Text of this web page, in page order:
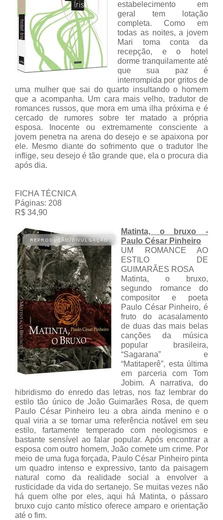
estabelecimento em
geral tem lotação
completa. Como em
todas as noites, a jovem
Mari toma conta da
recepção, e o hotel
dorme tranquilamente até
que sua paz é
interrompida por gritos de
uma mulher que sai do quarto insultando o homem
que a acompanha. Um cara mais velho, tradutor de
romances russos, que mora em uma ilha próxima e é
cercado de rumores sobre ter matado a própria
esposa. Inocente ou extremamente consciente a
jovem penetra na arena do desejo e se apaixona por
ele. Mesmo diante do sofrimento que o tradutor lhe
inflige, seu desejo é tão grande que, ela o procura dia
após dia.
FICHA TÉCNICA
Páginas: 208
R$ 34,90
Matinta, o bruxo -
Paulo César Pinheiro
UM ROMANCE AO
ESTILO DE
GUIMARÃES ROSA
Matinta, o bruxo,
segundo romance do
compositor e poeta
Paulo César Pinheiro, é
fruto do acasalamento
de duas das mais belas
canções da música
popular brasileira,
“Sagarana” e
“Matitaperê”, esta última
em parceria com Tom
Jobim. A narrativa, do
hibridismo do enredo das letras, nos faz lembrar do
estilo tão único de João Guimarães Rosa, de quem
Paulo César Pinheiro leu a obra ainda menino e o
qual viria a se tornar uma referência notável em seu
estilo, fartamente temperado com neologismos e
bastante sensível ao falar popular. Após encontrar a
esposa com outro homem, João comete um crime. Por
meio de uma fuga forçada, Paulo César Pinheiro pinta
um quadro intenso e expressivo, tanto da paisagem
natural como da realidade social a envolver a
rusticidade da vida do sertanejo. Se muitas vezes não
há quem olhe por eles, aqui há Matinta, o pássaro
bruxo cujo canto místico oferece amparo e orientação
até o fim.